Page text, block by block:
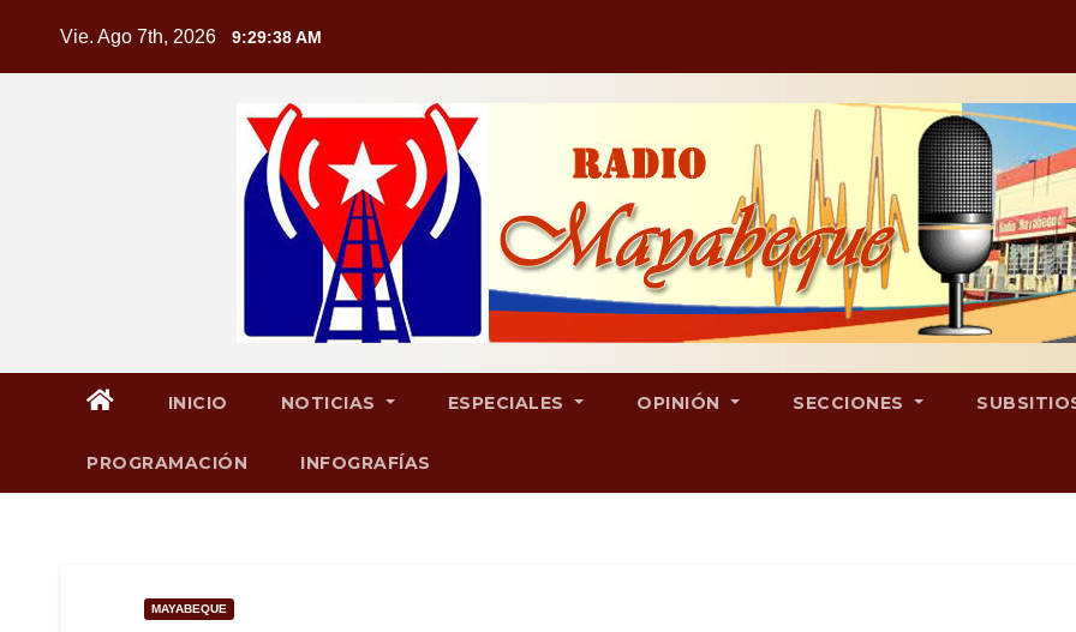
Vie. Ago 7th, 2026 9:29:39 AM
INICIO NOTICIAS ESPECIALES OPINIÓN SECCIONES
PROGRAMACIÓN INFOGRAFÍAS
MAYABEQUE